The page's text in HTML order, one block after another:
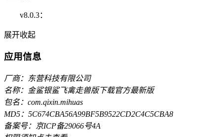
v8.0.3：
展开收起
应用信息
厂商：东营科技有限公司
名称：金鲨银鲨飞禽走兽版下载官方最新版
包名：com.qixin.mihuas
MD5：5C674CBA56A99BF5B9522CD2C4C5CBA8
备案号：京ICP备29066号4A